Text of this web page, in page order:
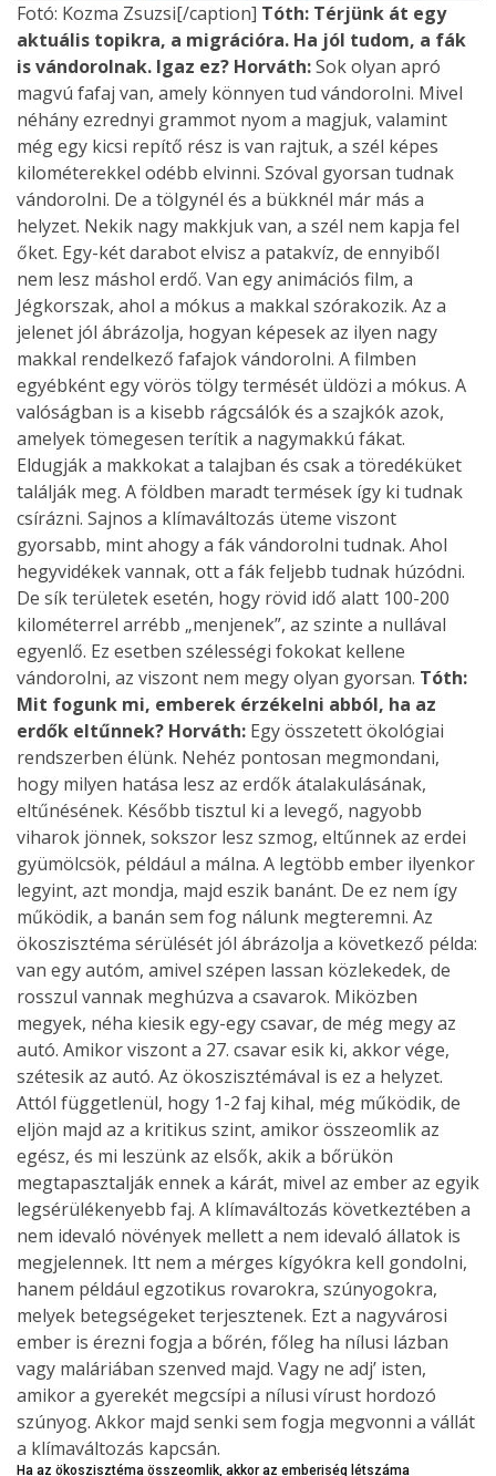
Fotó: Kozma Zsuzsi[/caption] Tóth: Térjünk át egy
aktuális topikra, a migrációra. Ha jól tudom, a fák
is vándorolnak. Igaz ez? Horváth:Sok olyan apró
magvú fafaj van, amely könnyen tud vándorolni. Mivel
néhány ezrednyi grammot nyom a magjuk, valamint
még egy kicsi repítő rész is van rajtuk, a szél képes
kilométerekkel odébb elvinni. Szóval gyorsan tudnak
vándorolni. De a tölgynél és a bükknél már más a
helyzet. Nekik nagy makkjuk van, a szél nem kapja fel
őket. Egy-két darabot elvisz a patakvíz, de ennyiből
nem lesz máshol erdő. Van egy animációs film, a
Jégkorszak, ahol a mókus a makkal szórakozik. Az a
jelenet jól ábrázolja, hogyan képesek az ilyen nagy
makkal rendelkező fafajok vándorolni. A filmben
egyébként egy vörös tölgy termését üldözi a mókus. A
valóságban is a kisebb rágcsálók és a szajkók azok,
amelyek tömegesen terítik a nagymakkú fákat.
Eldugják a makkokat a talajban és csak a töredéküket
találják meg. A földben maradt termések így ki tudnak
csírázni. Sajnos a klímaváltozás üteme viszont
gyorsabb, mint ahogy a fák vándorolni tudnak. Ahol
hegyvidékek vannak, ott a fák feljebb tudnak húzódni.
De sík területek esetén, hogy rövid idő alatt 100-200
kilométerrel arrébb „menjenek”, az szinte a nullával
egyenlő. Ez esetben szélességi fokokat kellene
vándorolni, az viszont nem megy olyan gyorsan. Tóth:
Mit fogunk mi, emberek érzékelni abból, ha az
erdők eltűnnek? Horváth: Egy összetett ökológiai
rendszerben élünk. Nehéz pontosan megmondani,
hogy milyen hatása lesz az erdők átalakulásának,
eltűnésének. Később tisztul ki a levegő, nagyobb
viharok jönnek, sokszor lesz szmog, eltűnnek az erdei
gyümölcsök, például a málna. A legtöbb ember ilyenkor
legyint, azt mondja, majd eszik banánt. De ez nem így
működik, a banán sem fog nálunk megteremni. Az
ökoszisztéma sérülését jól ábrázolja a következő példa:
van egy autóm, amivel szépen lassan közlekedek, de
rosszul vannak meghúzva a csavarok. Miközben
megyek, néha kiesik egy-egy csavar, de még megy az
autó. Amikor viszont a 27. csavar esik ki, akkor vége,
szétesik az autó. Az ökoszisztémával is ez a helyzet.
Attól függetlenül, hogy 1-2 faj kihal, még működik, de
eljön majd az a kritikus szint, amikor összeomlik az
egész, és mi leszünk az elsők, akik a bőrükön
megtapasztalják ennek a kárát, mivel az ember az egyik
legsérülékenyebb faj. A klímaváltozás következtében a
nem idevaló növények mellett a nem idevaló állatok is
megjelennek. Itt nem a mérges kígyókra kell gondolni,
hanem például egzotikus rovarokra, szúnyogokra,
melyek betegségeket terjesztenek. Ezt a nagyvárosi
ember is érezni fogja a bőrén, főleg ha nílusi lázban
vagy maláriában szenved majd. Vagy ne adj’ isten,
amikor a gyerekét megcsípi a nílusi vírust hordozó
szúnyog. Akkor majd senki sem fogja megvonni a vállát
a klímaváltozás kapcsán.
Ha az ökoszisztéma összeomlik, akkor az emberiség létszáma